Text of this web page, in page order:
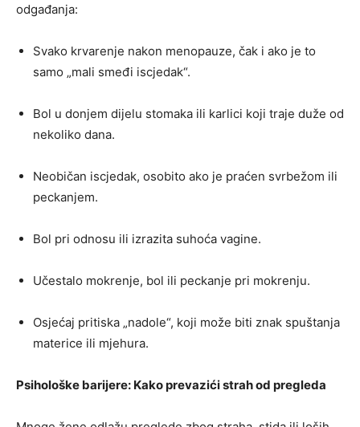
odgađanja:
Svako krvarenje nakon menopauze, čak i ako je to
samo „mali smeđi iscjedak“.
Bol u donjem dijelu stomaka ili karlici koji traje duže od
nekoliko dana.
Neobičan iscjedak, osobito ako je praćen svrbežom ili
peckanjem.
Bol pri odnosu ili izrazita suhoća vagine.
Učestalo mokrenje, bol ili peckanje pri mokrenju.
Osjećaj pritiska „nadole“, koji može biti znak spuštanja
materice ili mjehura.
Psihološke barijere: Kako prevazići strah od pregleda